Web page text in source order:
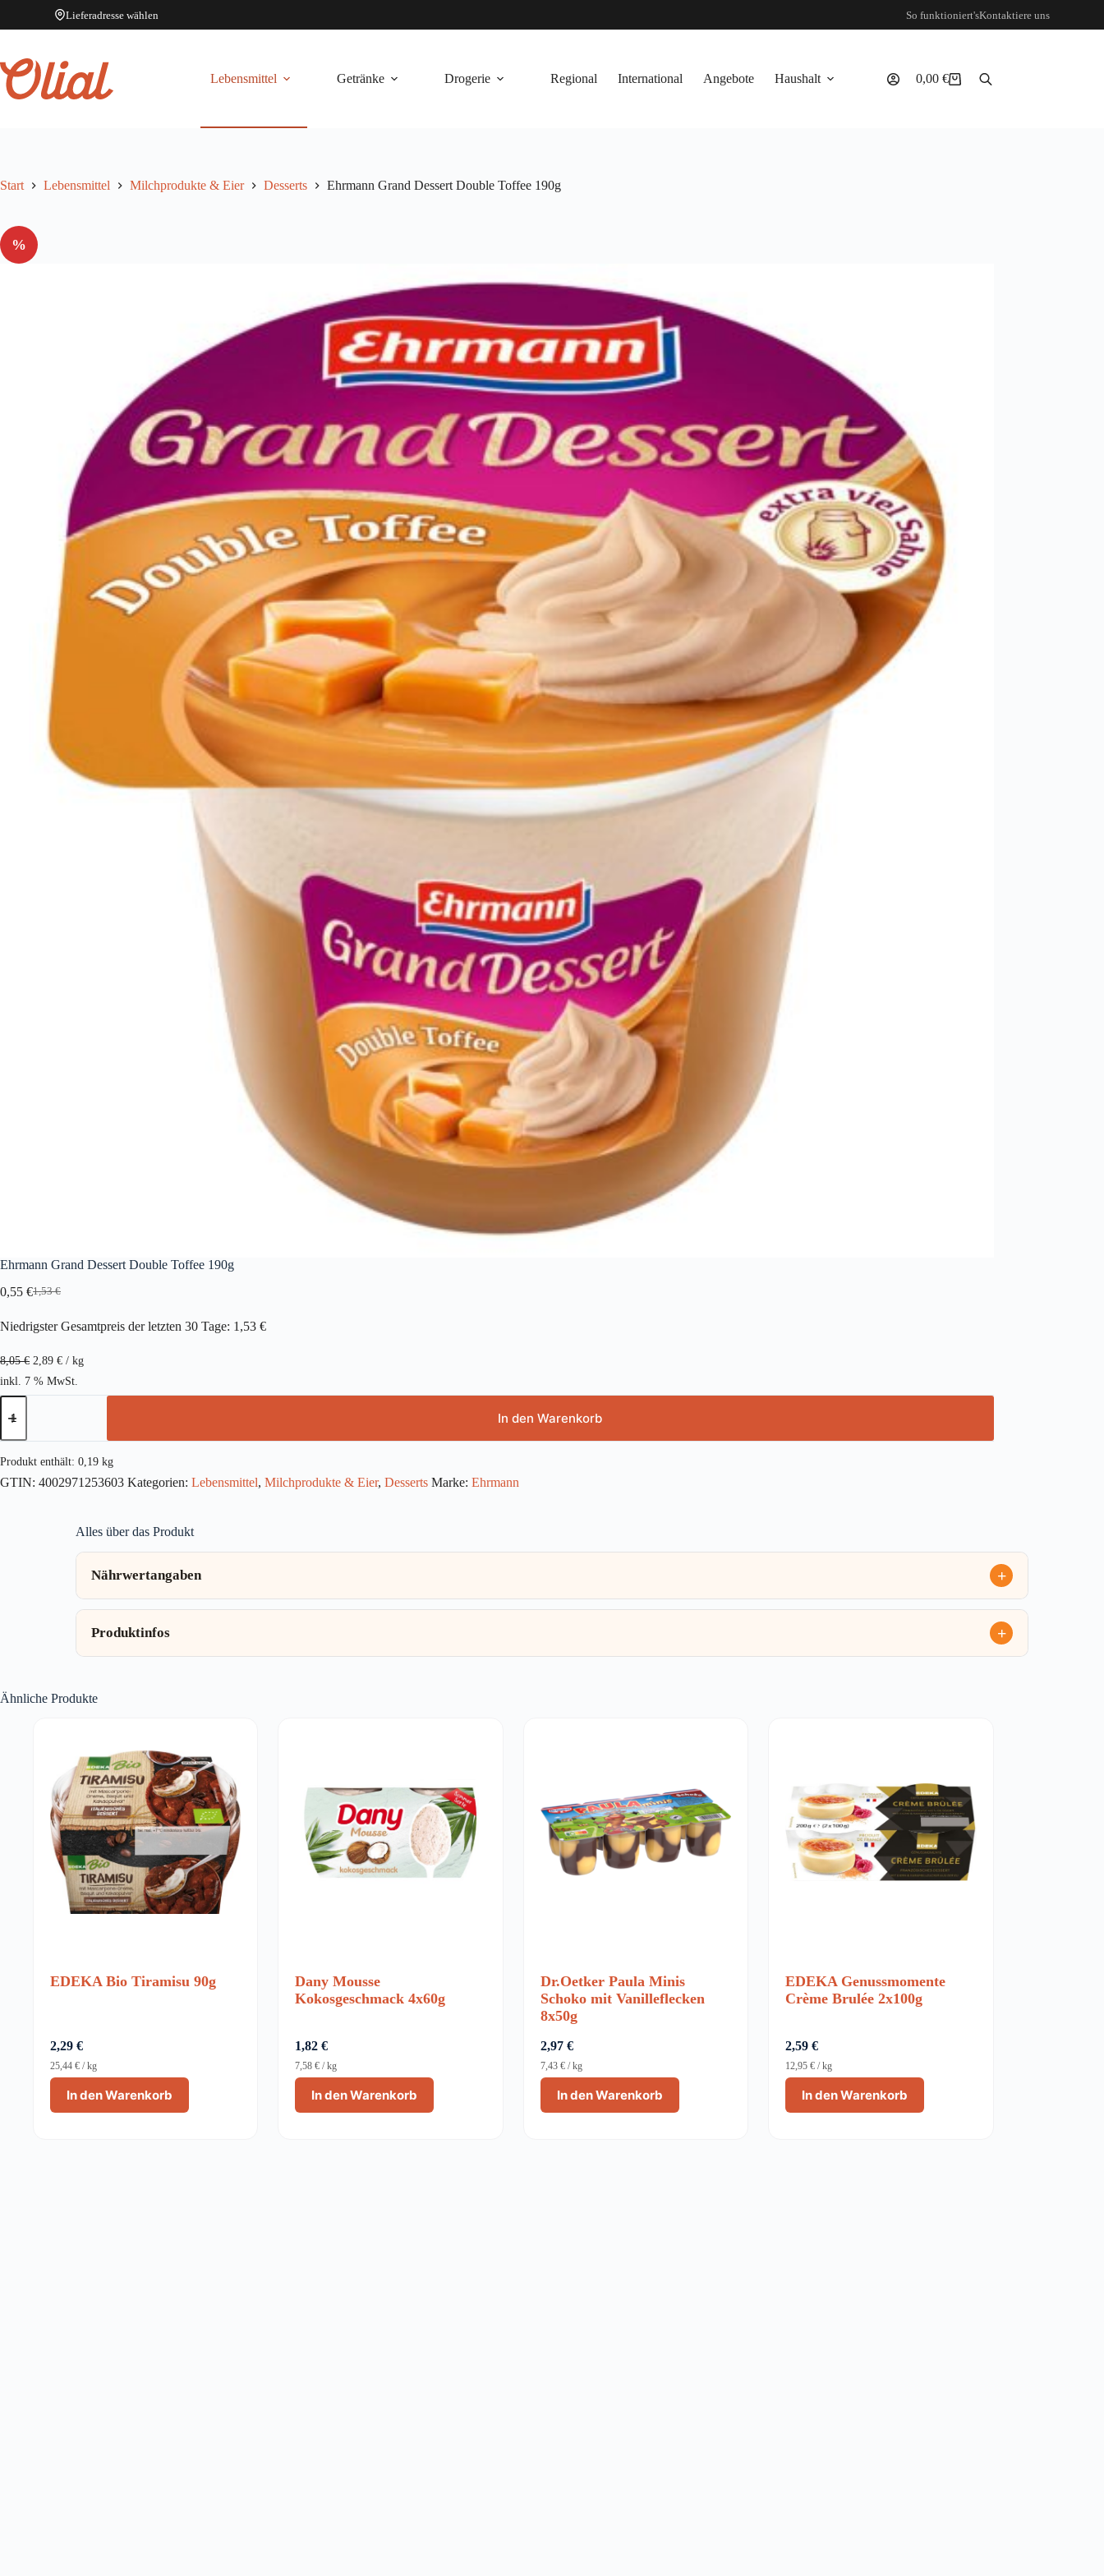
Lieferadresse wählen So funktioniert'sKontaktiere uns
springen
Lebensmittel
Getränke Drogerie Regional International Angebote Haushalt Warenkorb
0,00 €
Start Lebensmittel Milchprodukte & Eier Desserts Ehrmann Grand Dessert Double Toffee 190g
Ehrmann Grand Dessert Double Toffee 190g
1,53€
Ursprünglicher
war:
0,55 €Aktueller
ist:
Niedrigster Gesamtpreis der letzten 30 Tage: 1,53 €
8,05€ 2,89 € / kg
inkl. 7 % MwSt.
Ehrmann
Grand
Double
Toffee
Menge
In den Warenkorb
Produkt enthält: 0,19 kg
GTIN: 4002971253603 Kategorien: Lebensmittel, Milchprodukte & Eier, Desserts Marke: Ehrmann
Alles über das Produkt
Nährwertangaben
Produktinfos
Ähnliche Produkte
EDEKA Bio Tiramisu 90g
2,29 €
In den Warenkorb
25,44 € /kg
Dany Mousse
Kokosgeschmack 4x60g
1,82€
In den Warenkorb
7,58€ /kg
Dr.Oetker Paula Minis
Schoko mit Vanilleflecken
8x50g
2,97 €
In den Warenkorb
7,43 €/kg
EDEKA Genussmomente
Crème Brulée 2x100g
2,59€
In den Warenkorb
12,95€ /kg